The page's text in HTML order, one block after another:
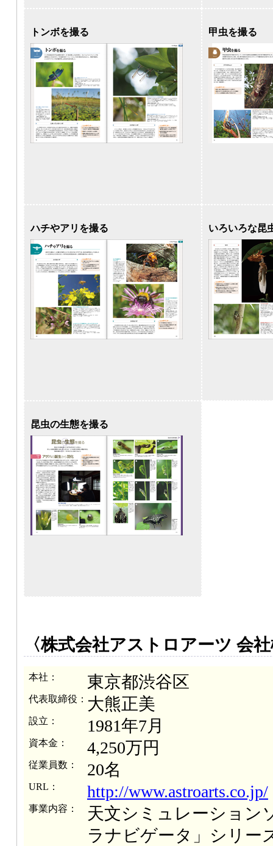
トンボを撮る 甲虫を撮る
ハチやアリを撮る いろいろな昆
昆虫の生態を撮る
〈株式会社アストロアーツ 会
本社： 東京都渋谷区
代表取締役： 大熊正美
設立： 1981年7月
資本金： 4,250万円
従業員数： 20名
URL： http://www.astroarts.co.jp/
事業内容：
天文シミュレーション
ラナビゲータ」シリー